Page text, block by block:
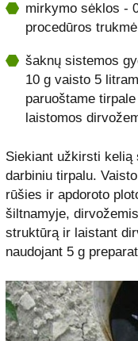
mirkymo sėklos -
procedūros
šaknų sistemos
10 g vaisto 5
paruoštame
laistomos
Siekiant užkirsti kelią
darbiniu tirpalu.
rūšies ir apdoroto
šiltnamyje,
struktūrą ir laistant
naudojant 5 g